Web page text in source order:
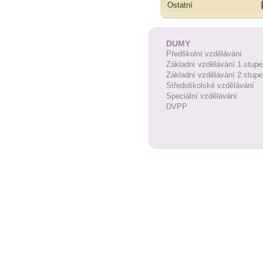
Ostatní
DUMY
Předškolní vzdělávání
Základní vzdělávání
Základní vzdělávání
Středoškolské vzdělávání
Speciální vzdělávání
DVPP